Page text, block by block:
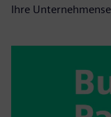
Ihre